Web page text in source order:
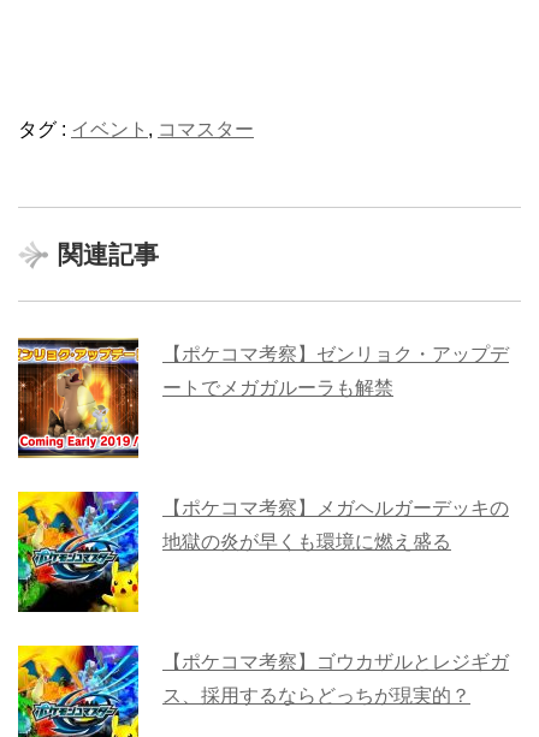
タグ : イベント , コマスター
関連記事
【ポケコマ考察】ゼンリョク・アップデ
ートでメガガルーラも解禁
【ポケコマ考察】メガヘルガーデッキの
地獄の炎が早くも環境に燃え盛る
【ポケコマ考察】ゴウカザルとレジギガ
ス、採用するならどっちが現実的？